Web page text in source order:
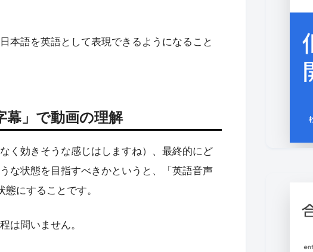
本語を英語として表現できるようになること
幕」で動画の理解
く効きそうな感じはしますね）、最終的にど
な状態を目指すべきかというと、「英語音声
にすることです。
は問いません。